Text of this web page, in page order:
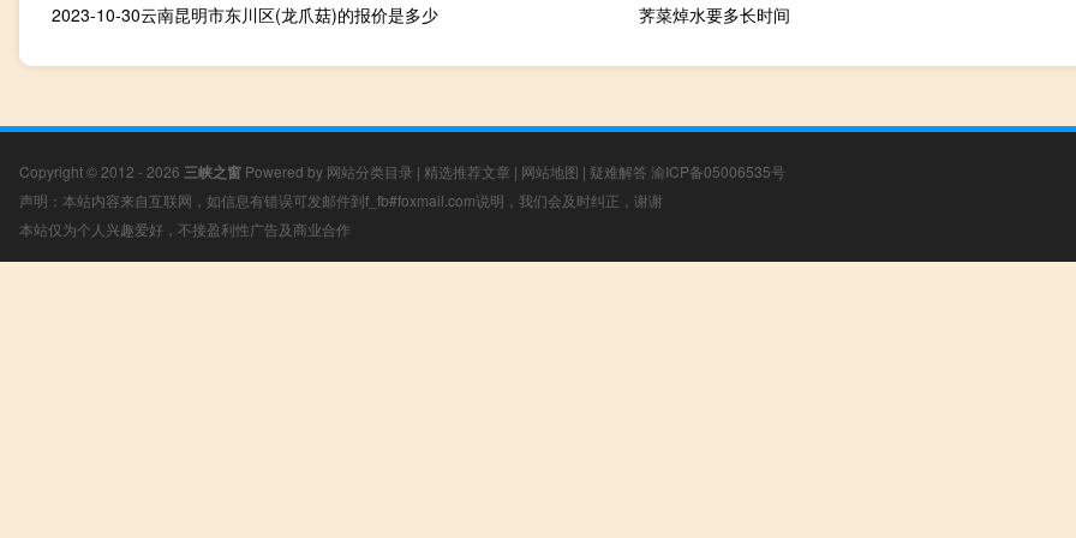
2023-10-30云南昆明市东川区(龙爪菇)的报价是多少 荠菜焯水要多长时间
Copyright © 2012 - 2026 三峡之窗 Powered by 网站分类目录 | 精选推荐文章 | 网站地图 | 疑难解答 渝ICP备05006535号
声明：本站内容来自互联网，如信息有错误可发邮件到f_fb#foxmail.com说明，我们会及时纠正，谢谢
本站仅为个人兴趣爱好，不接盈利性广告及商业合作